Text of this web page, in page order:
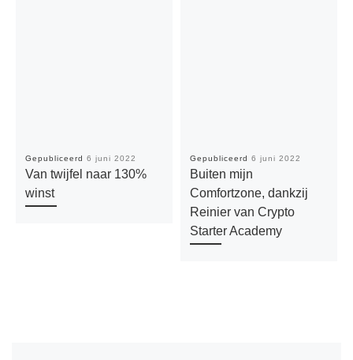
Gepubliceerd 6 juni 2022
Van twijfel naar 130%
winst
Gepubliceerd 6 juni 2022
Buiten mijn
Comfortzone, dankzij
Reinier van Crypto
Starter Academy